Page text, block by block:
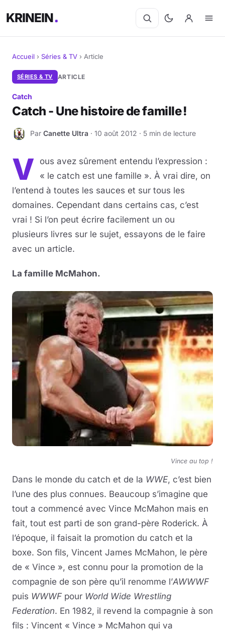
KRINEIN
Cinéma
Séries
Livres
Jeux vidéo
Jeux de société
Musique
Sortir
Sciences & Tech
Forum
Accueil › Séries & TV › Article
SÉRIES & TV ARTICLE
Catch
Catch - Une histoire de famille !
C Par Canette Ultra · 10 août 2012 · 5 min de lecture
V
ous avez sûrement entendu l’expression :
« le catch est une famille ». À vrai dire, on
l’entend à toutes les sauces et sur tous les
domaines. Cependant dans certains cas, c’est
vrai ! Si l’on peut écrire facilement un ou
plusieurs livres sur le sujet, essayons de le faire
avec un article.
La famille McMahon.
Vince au top !
Dans le monde du catch et de la WWE, c’est bien
l’une des plus connues. Beaucoup s’imagine que
tout a commencé avec Vince McMahon mais en
fait, tout est parti de son grand-père Roderick. À
l’époque, il faisait la promotion du catch et la
boxe. Son fils, Vincent James McMahon, le père
de « Vince », est connu pour la promotion de la
compagnie de son père qu’il renomme l’AWWWF
puis WWWF pour World Wide Wrestling
Federation. En 1982, il revend la compagnie à son
fils : Vincent « Vince » McMahon qui va